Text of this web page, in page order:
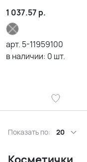
1 037.57 р.
арт. 5-11959100
в наличии: 0 шт.
Показать по: 20